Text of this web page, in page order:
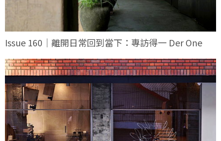
Issue 160｜離開日常回到當下：專訪得一 Der One